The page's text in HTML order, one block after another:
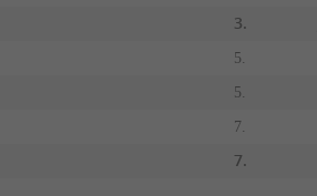
3.
5.
5.
7.
7.